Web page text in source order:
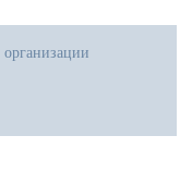
организации